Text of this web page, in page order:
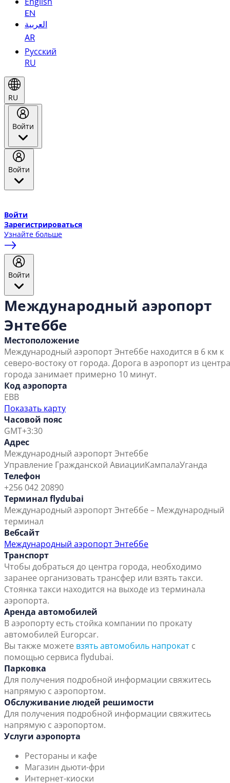
EN
العربية
AR
Русский
RU
RU
Войти
Войти
Войти
Зарегистрироваться
Узнайте больше
Войти
Международный аэропорт
Энтеббе
Местоположение
Международный аэропорт Энтеббе находится в 6 км к
северо-востоку от города. Дорога в аэропорт из центра
города занимает примерно 10 минут.
Код аэропорта
EBB
Показать карту
Часовой пояс
GMT+3:30
Адрес
Международный аэропорт Энтеббе
Управление Гражданской АвиацииКампалаУганда
Телефон
+256 042 20890
Терминал flydubai
Международный аэропорт Энтеббе – Международный
терминал
Вебсайт
Международный аэропорт Энтеббе
Транспорт
Чтобы добраться до центра города, необходимо
заранее организовать трансфер или взять такси.
Стоянка такси находится на выходе из терминала
аэропорта.
Аренда автомобилей
В аэропорту есть стойка компании по прокату
автомобилей Europcar.
Вы также можете взять автомобиль напрокат с
помощью сервиса flydubai.
Парковка
Для получения подробной информации свяжитесь
напрямую с аэропортом.
Обслуживание людей решимости
Для получения подробной информации свяжитесь
напрямую с аэропортом.
Услуги аэропорта
Рестораны и кафе
Магазин дьюти-фри
Интернет-киоски